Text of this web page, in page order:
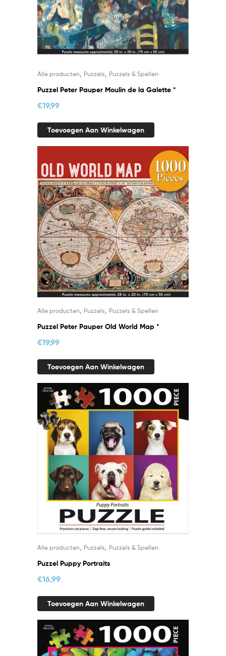
Alle producten Puzzels Puzzels & Spellen
Puzzel Peter Pauper Moulin de la Galette *
€19,99
Toevoegen Aan Winkelwagen
Alle producten Puzzels Puzzels & Spellen
Puzzel Peter Pauper Old World Map *
€19,99
Toevoegen Aan Winkelwagen
Alle producten Puzzels Puzzels & Spellen
Puzzel Puppy Portraits
€16,99
Toevoegen Aan Winkelwagen